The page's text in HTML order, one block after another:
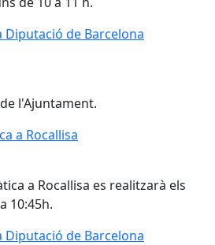
Diputació de Barcelona
Diputació de Barcelona
l'Ajuntament.
a Rocallisa
a Rocallisa
a Rocallisa es realitzarà els
10:45h.
Diputació de Barcelona
Diputació de Barcelona